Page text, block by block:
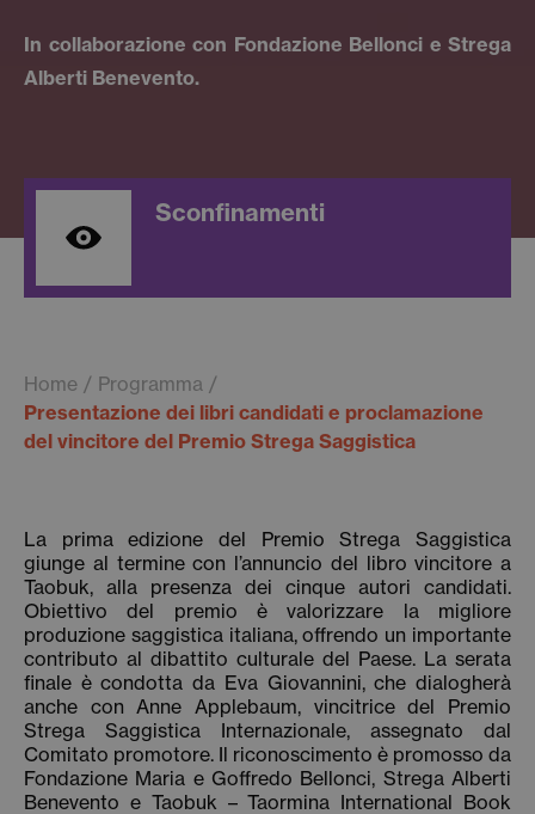
In collaborazione con Fondazione Bellonci e Strega
Alberti Benevento.
Sconfinamenti
Home
Programma
Presentazione dei libri candidati e proclamazione
del vincitore del Premio Strega Saggistica
La prima edizione del Premio Strega Saggistica
giunge al termine con l’annuncio del libro vincitore a
Taobuk, alla presenza dei cinque autori candidati.
Obiettivo del premio è valorizzare la migliore
produzione saggistica italiana, offrendo un importante
contributo al dibattito culturale del Paese. La serata
finale è condotta da Eva Giovannini, che dialogherà
anche con Anne Applebaum, vincitrice del Premio
Strega Saggistica Internazionale, assegnato dal
Comitato promotore. Il riconoscimento è promosso da
Fondazione Maria e Goffredo Bellonci, Strega Alberti
Benevento e Taobuk – Taormina International Book